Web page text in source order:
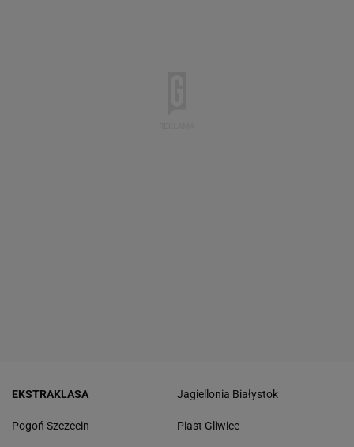
EKSTRAKLASA
Pogoń Szczecin
Jagiellonia Białystok
Piast Gliwice